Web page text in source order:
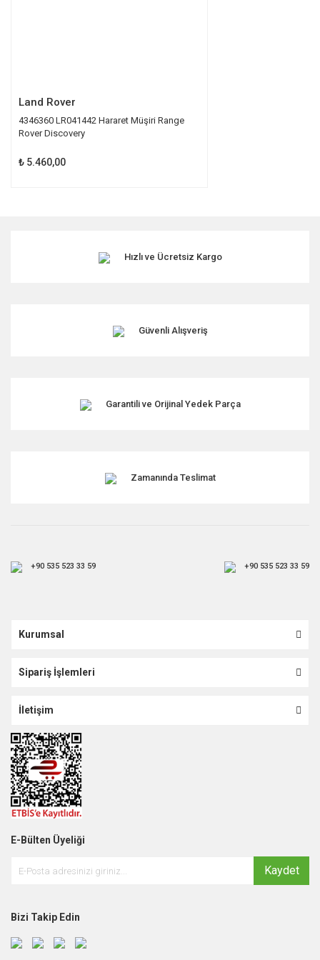
Land Rover
4346360 LR041442 Hararet Müşiri Range
Rover Discovery
₺ 5.460,00
Hızlı ve Ücretsiz Kargo
Güvenli Alışveriş
Garantili ve Orijinal Yedek Parça
Zamanında Teslimat
+90 535 523 33 59 +90 535 523 33 59
Kurumsal
Sipariş İşlemleri
İletişim
E-Bülten Üyeliği
Kaydet
Bizi Takip Edin